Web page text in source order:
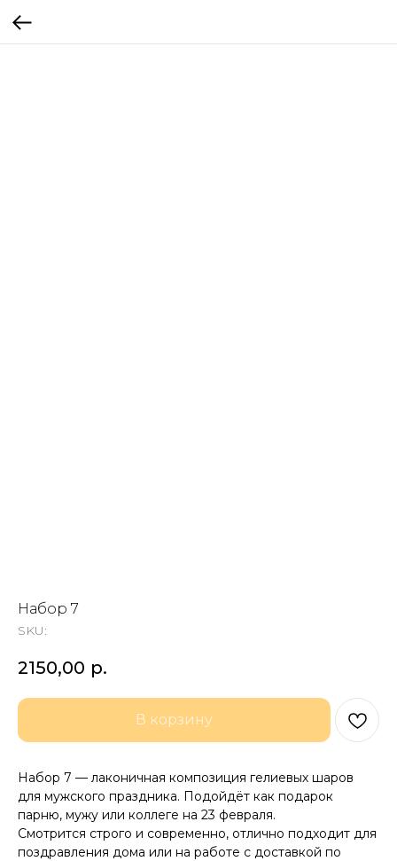
Набор 7
SKU:
2150,00 р.
В корзину
Набор 7 — лаконичная композиция гелиевых шаров
для мужского праздника. Подойдёт как подарок
парню, мужу или коллеге на 23 февраля.
Смотрится строго и современно, отлично подходит для
поздравления дома или на работе с доставкой по